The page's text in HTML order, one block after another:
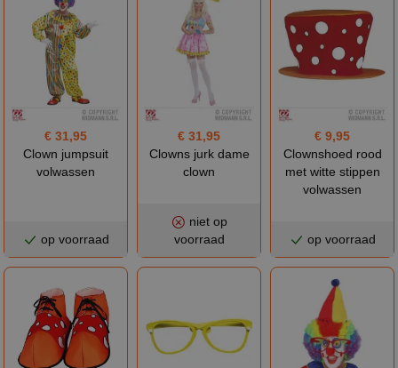
€ 31,95
Clown jumpsuit
volwassen
op voorraad
€ 31,95
Clowns jurk dame
clown
niet op
voorraad
€ 9,95
Clownshoed rood
met witte stippen
volwassen
op voorraad